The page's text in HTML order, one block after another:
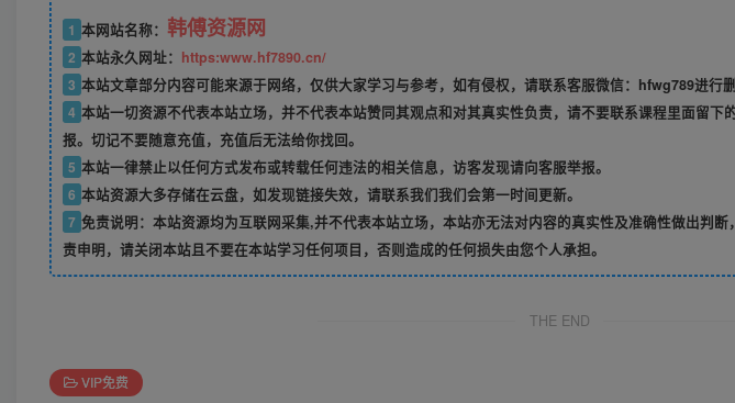
1 本网站名称： 韩傅资源网
2 本站永久网址： https:www.hf7890.cn/
3 本站文章部分内容可能来源于网络，仅供大家学习与参考，如有侵权，请联系客服微信：hfwg789进行删
4 本站一切资源不代表本站立场，并不代表本站赞同其观点和对其真实性负责，请不要联系课程里面留下
报。切记不要随意充值，充值后无法给你找回。
5 本站一律禁止以任何方式发布或转载任何违法的相关信息，访客发现请向客服举报。
6 本站资源大多存储在云盘，如发现链接失效，请联系我们我们会第一时间更新。
7 免责说明：本站资源均为互联网采集,并不代表本站立场，本站亦无法对内容的真实性及准确性做出判
责申明，请关闭本站且不要在本站学习任何项目，否则造成的任何损失由您个人承担。
THE END
VIP免费